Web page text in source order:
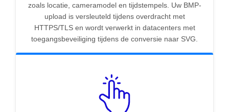
zoals locatie, cameramodel en tijdstempels. Uw BMP-
upload is versleuteld tijdens overdracht met
HTTPS/TLS en wordt verwerkt in datacenters met
toegangsbeveiliging tijdens de conversie naar SVG.